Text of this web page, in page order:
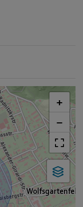
+
−